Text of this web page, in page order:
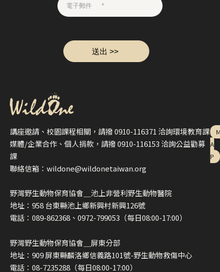
講座邀請、校園課程相關，請撥 0910-116371 洽詢環境教育課
媒體/企業合作、個人捐款，請撥 0910-116153 洽詢公益勸募
課
聯絡信箱：wildone@wildonetaiwan.org
野灣野生動物保育協會＿池上非營利野生動物醫院
地址：958 台東縣池上鄉新興村新興126號
電話：089-862368、0972-799053（每日08:00-17:00）
野灣野生動物保育協會＿屏東分部
地址：909 屏東縣麟洛鄉信義路101號-野生動物救傷中心
電話：08-7235288（每日08:00-17:00）
A
P